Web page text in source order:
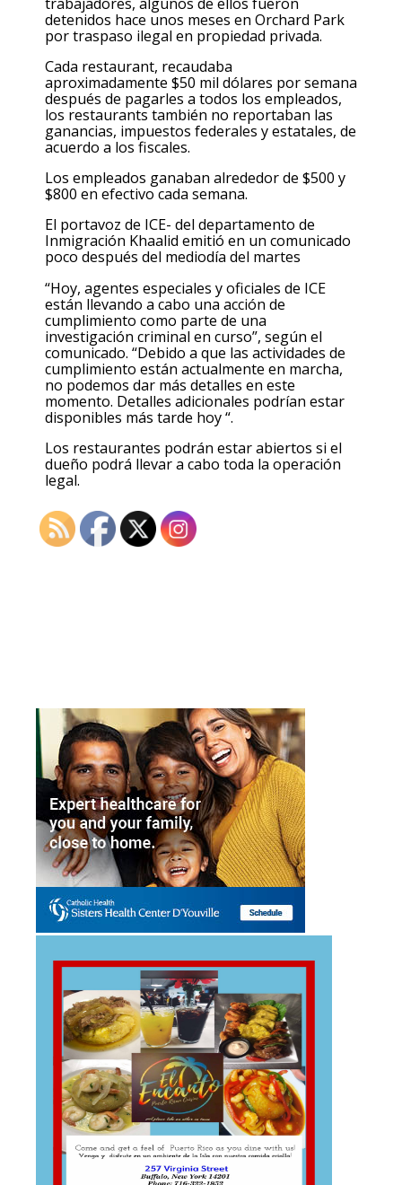
detenidos hace unos meses en Orchard Park
por traspaso ilegal en propiedad privada.
Cada restaurant, recaudaba
aproximadamente $50 mil dólares por semana
después de pagarles a todos los empleados,
los restaurants también no reportaban las
ganancias, impuestos federales y estatales, de
acuerdo a los fiscales.
Los empleados ganaban alrededor de $500 y
$800 en efectivo cada semana.
El portavoz de ICE- del departamento de
Inmigración Khaalid emitió en un comunicado
poco después del mediodía del martes
“Hoy, agentes especiales y oficiales de ICE
están llevando a cabo una acción de
cumplimiento como parte de una
investigación criminal en curso”, según el
comunicado. “Debido a que las actividades de
cumplimiento están actualmente en marcha,
no podemos dar más detalles en este
momento. Detalles adicionales podrían estar
disponibles más tarde hoy “.
Los restaurantes podrán estar abiertos si el
dueño podrá llevar a cabo toda la operación
legal.